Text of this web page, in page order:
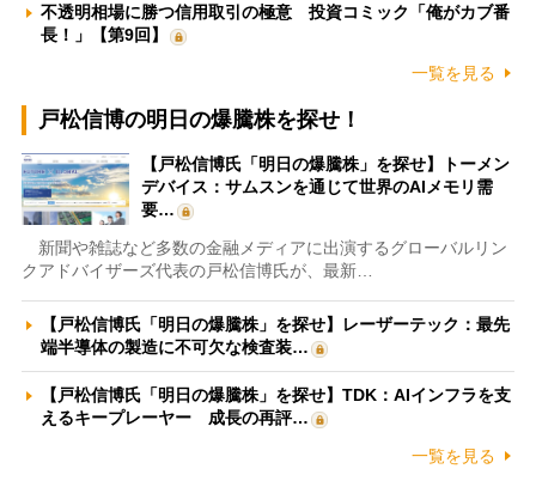
不透明相場に勝つ信用取引の極意 投資コミック「俺がカブ番
長！」【第9回】
一覧を見る
戸松信博の明日の爆騰株を探せ！
【戸松信博氏「明日の爆騰株」を探せ】トーメン
デバイス：サムスンを通じて世界のAIメモリ需
要…
新聞や雑誌など多数の金融メディアに出演するグローバルリン
クアドバイザーズ代表の戸松信博氏が、最新…
【戸松信博氏「明日の爆騰株」を探せ】レーザーテック：最先
端半導体の製造に不可欠な検査装…
【戸松信博氏「明日の爆騰株」を探せ】TDK：AIインフラを支
えるキープレーヤー 成長の再評…
一覧を見る